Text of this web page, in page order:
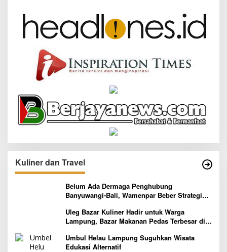
Kuliner dan Travel
Belum Ada Dermaga Penghubung
Banyuwangi-Bali, Wamenpar Beber Strategi
Uleg Bazar Kuliner Hadir untuk Warga
Lampung, Bazar Makanan Pedas Terbesar di
Umbul Helau Lampung Suguhkan Wisata
Edukasi Alternatif